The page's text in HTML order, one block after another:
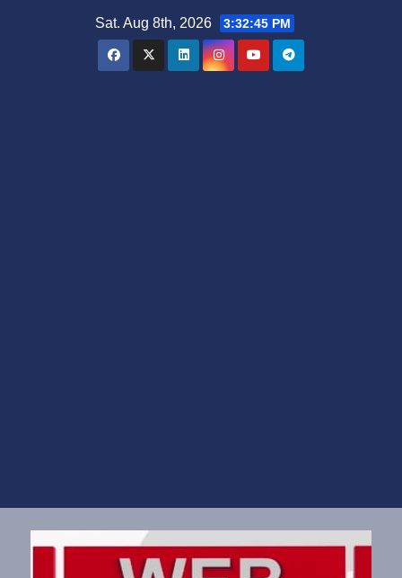
Sat. Aug 8th, 2026 3:32:46 PM